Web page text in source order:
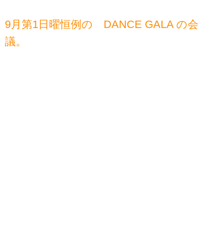
9月第1日曜恒例の DANCE GALA の会
議。